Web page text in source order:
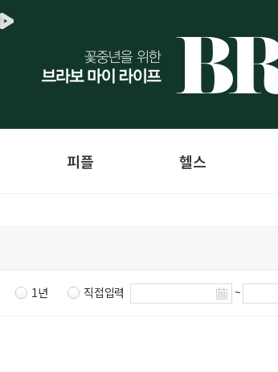
피플 헬스
1년 직접입력 ~